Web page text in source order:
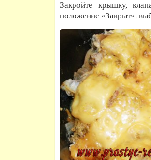
Закройте крышку,
положение «Закрыт»,